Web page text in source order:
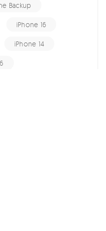
Backup
iPhone 16
iPhone 14